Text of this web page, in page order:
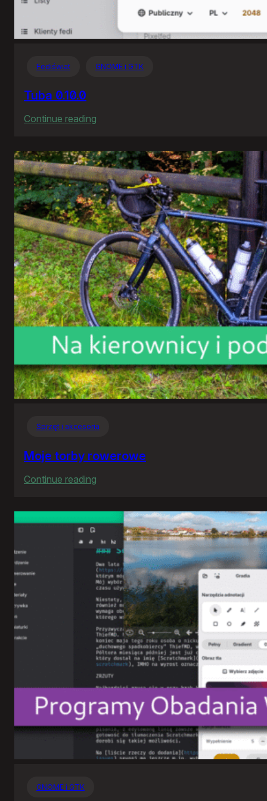
Fediświat GNOME i GTK
Tuba 0.10.0
Continue reading
0.10.0
Sprzęt i akcesoria
Moje torby rowerowe
Continue reading
torby
rowerowe
GNOME i GTK